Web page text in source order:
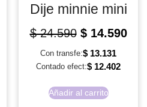
Dije minnie mini
$24.590 $14.590
Con transfe:$ 13.131
Contado efect:$ 12.402
Añadir al carrito